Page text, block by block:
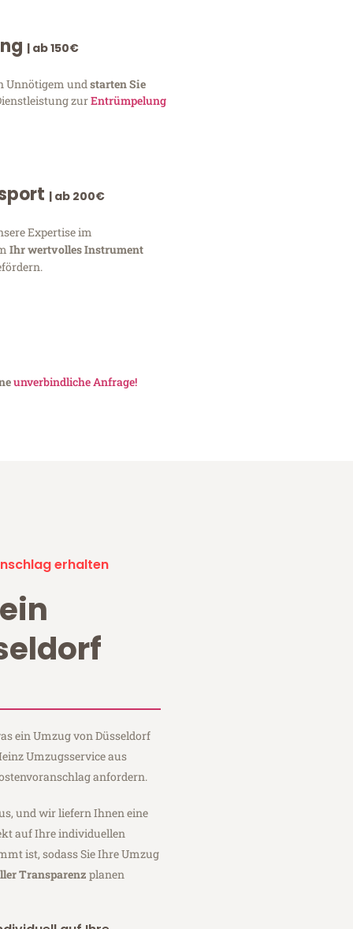
| ab 150€
Unnötigem undstarten Sie
zurEntrümpelung
| ab 200€
Expertise im
Ihr wertvolles Instrument
unverbindliche Anfrage!
erhalten
ein Umzug von Düsseldorf
Umzugsservice aus
anfordern.
und wir liefern Ihnen eine
auf Ihre individuellen
ist, sodass Sie Ihre Umzug
Transparenz planen